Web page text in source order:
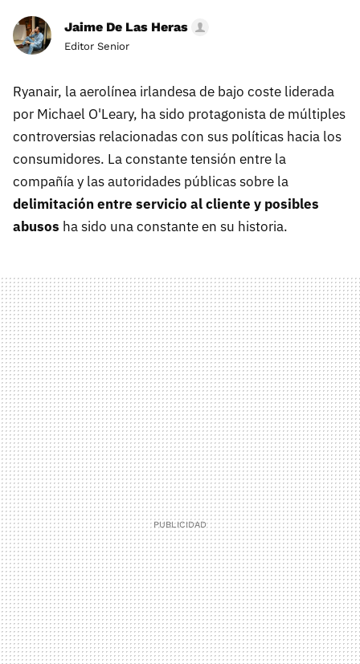
Jaime De Las Heras
Editor Senior
​Ryanair, la aerolínea irlandesa de bajo coste liderada
por Michael O'Leary, ha sido protagonista de múltiples
controversias relacionadas con sus políticas hacia los
consumidores. La constante tensión entre la
compañía y las autoridades públicas sobre la
delimitación entre servicio al cliente y posibles
abusos ha sido una constante en su historia.